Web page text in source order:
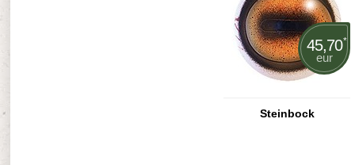
45,70*
eur
Steinbock